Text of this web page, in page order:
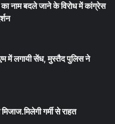
नाम बदले जाने के विरोध में कांग्रेस
में लगायी सेंध, मुस्तैद पुलिस ने
गर्मी से राहत